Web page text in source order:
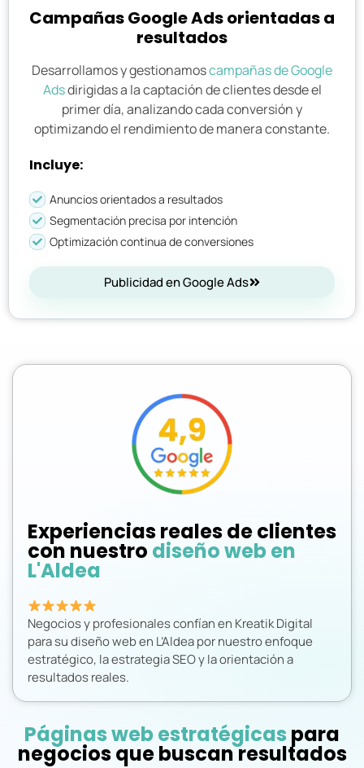
Campañas Google Ads orientadas a
resultados
Desarrollamos y gestionamoscampañas de Google
Adsdirigidas a la captación de clientes desde el
primer día, analizando cada conversión y
optimizando el rendimiento de manera constante.
Incluye:
Anuncios orientados a resultados
Segmentación precisa por intención
Optimización continua de conversiones
Publicidad en Google Ads
Experiencias reales de clientes
con nuestro diseño web en
L'Aldea
Negocios y profesionales confían en Kreatik Digital
para su diseño web en L’Aldea por nuestro enfoque
estratégico, la estrategia SEO y la orientación a
resultados reales.
Páginas web estratégicas para
negocios que buscan resultados